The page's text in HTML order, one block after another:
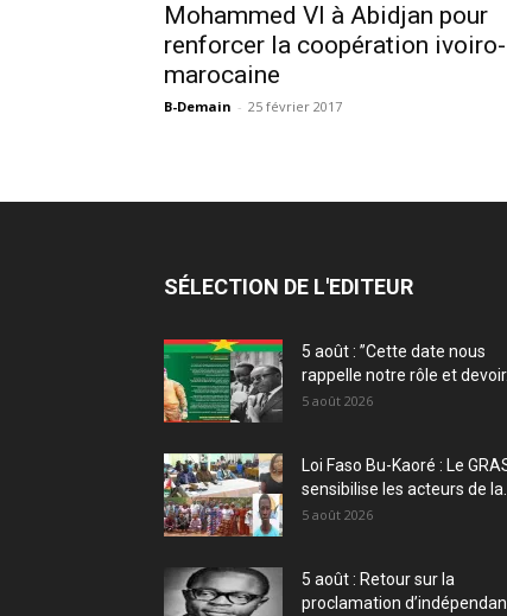
Mohammed VI à Abidjan pour
renforcer la coopération ivoiro-
marocaine
B-Demain - 25 février 2017
SÉLECTION DE L'EDITEUR
5 août : ”Cette date nous
rappelle notre rôle et devoir...
5 août 2026
Loi Faso Bu-Kaoré : Le
sensibilise les acteurs de la...
5 août 2026
5 août : Retour sur la
proclamation